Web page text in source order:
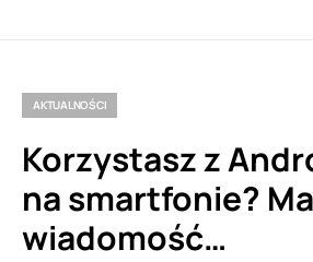
AKTUALNOŚCI
Korzystasz z
na smartfonie?
wiadomość…